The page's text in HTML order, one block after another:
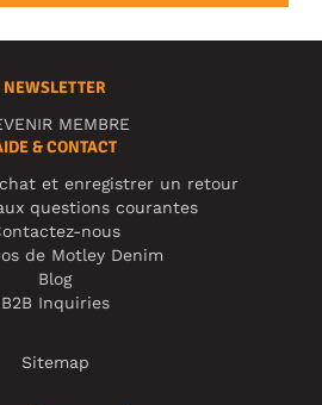
NEWSLETTER
MEMBRE
& CONTACT
et enregistrer un retour
questions courantes
nous
de Motley Denim
Blog
B2B Inquiries
Sitemap